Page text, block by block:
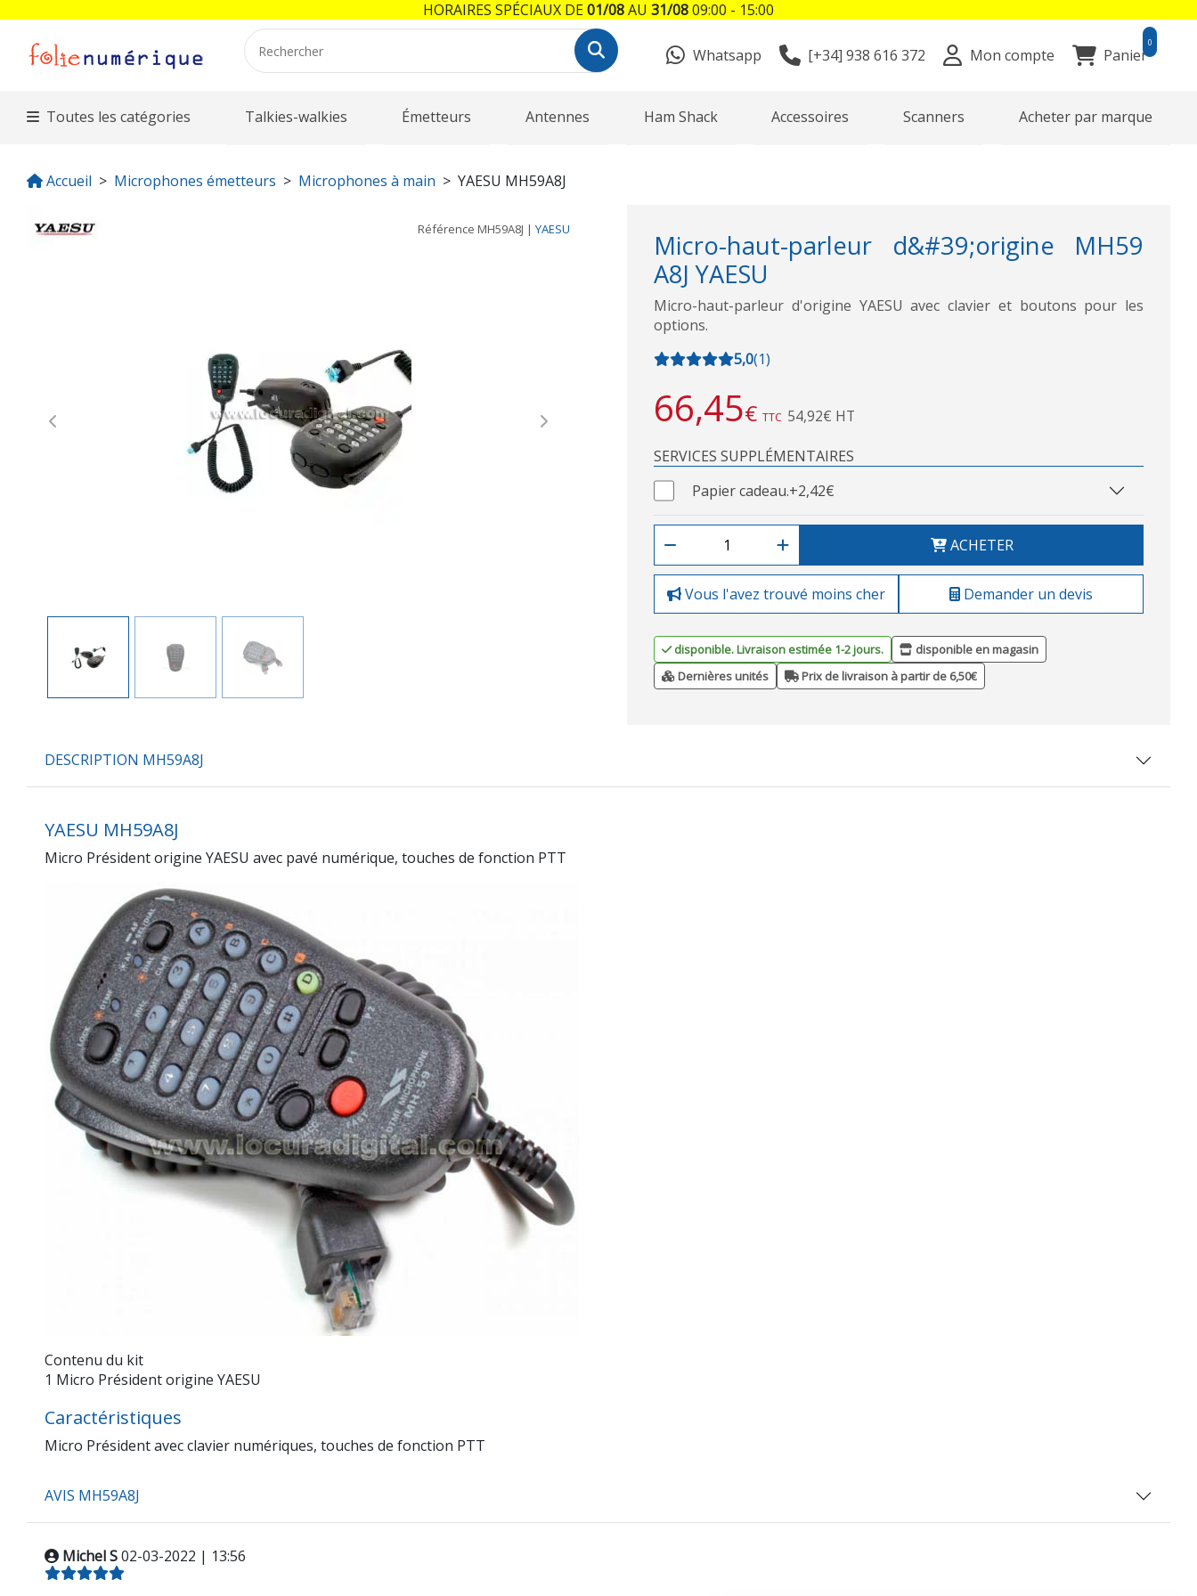
Whatsapp [+34] 938 616 372 Mon compte Panier
0
Toutes les catégories Talkies-walkies Émetteurs Antennes Ham Shack Accessoires Scanners Acheter par marque
Accueil Microphones émetteurs Microphones à main YAESU MH59A8J
Référence MH59A8J | YAESU
Previous Next
Micro-haut-parleur d&#39;origine MH59
A8J YAESU
Micro-haut-parleur d'origine YAESU avec clavier et boutons pour les
options.
5,0(1)
66,45€ TTC 54,92€ HT
SERVICES SUPPLÉMENTAIRES
Papier cadeau.+2,42€
ACHETER
Vous l'avez trouvé moins cher Demander un devis
disponible. Livraison estimée 1-2 jours.
disponible en magasin
Dernières unités
Prix de livraison à partir de 6,50€
DESCRIPTION MH59A8J
YAESU MH59A8J
Micro Président origine YAESU avec pavé numérique, touches de fonction PTT
Contenu du kit
1 Micro Président origine YAESU
Caractéristiques
Micro Président avec clavier numériques, touches de fonction PTT
AVIS MH59A8J
Michel S02-03-2022 | 13:56
HORAIRES SPÉCIAUX DE01/08AU 31/0809:00 - 15:00